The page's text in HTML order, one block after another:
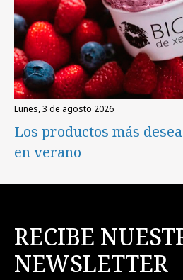
lunes, 3 de agosto 2026
Los productos más
en verano
RECIBE
NEWSLETTER